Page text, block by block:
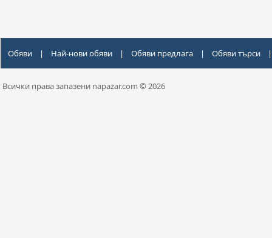
Обяви | Най-нови обяви | Обяви предлага | Обяви търси |
Всички права запазени napazar.com © 2026